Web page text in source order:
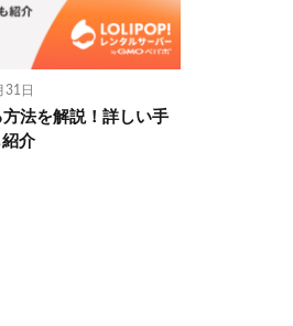
31日
法を解説！詳しい手
介